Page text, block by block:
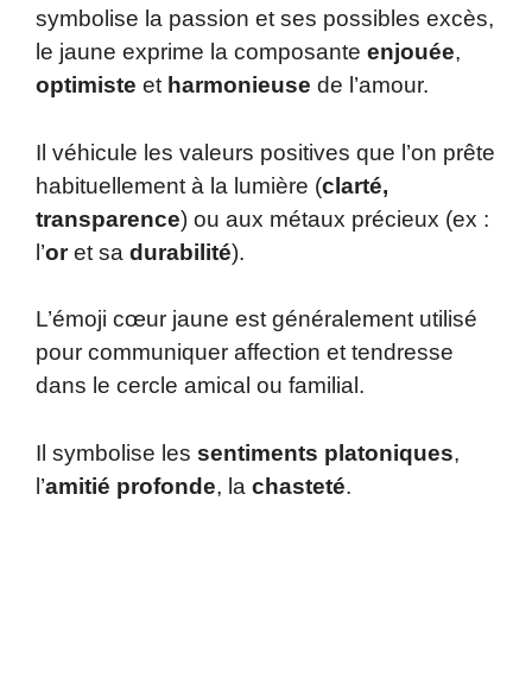
symbolise la passion et ses possibles excès,
le jaune exprime la composante enjouée,
optimiste et harmonieuse de l’amour.
Il véhicule les valeurs positives que l’on prête
habituellement à la lumière (clarté,
transparence) ou aux métaux précieux (ex :
l’oret sa durabilité).
L’émoji cœur jaune est généralement utilisé
pour communiquer affection et tendresse
dans le cercle amical ou familial.
Il symbolise les sentiments platoniques,
l’amitié profonde, la chasteté.